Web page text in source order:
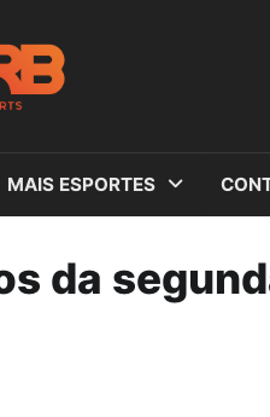
MAIS ESPORTES
da